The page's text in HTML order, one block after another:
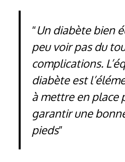
Un diabète bien
peu voir pas du
complications.
diabète est
à mettre en place
garantir une
pieds